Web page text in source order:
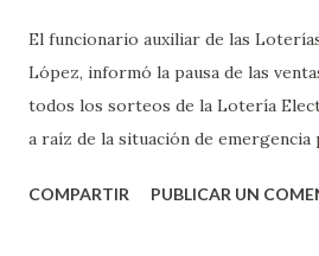
El funcionario auxiliar de las
López, informó la pausa de las
todos los sorteos de la Lotería
a raíz de la situación de emergencia
proteger la salud de nuestros
COMPARTIR PUBLICAR UN